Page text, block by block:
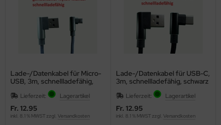
Lade-/Datenkabel für Micro-
USB, 3m, schnellladefähig,
Lieferzeit: Lagerartikel
Fr. 12.95
inkl. 8.1 % MWST zzgl. Versandkosten
Lade-/Datenkabel für USB-C,
3m, schnellladefähig, schwarz
Lieferzeit: Lagerartikel
Fr. 12.95
inkl. 8.1 % MWST zzgl. Versandkosten